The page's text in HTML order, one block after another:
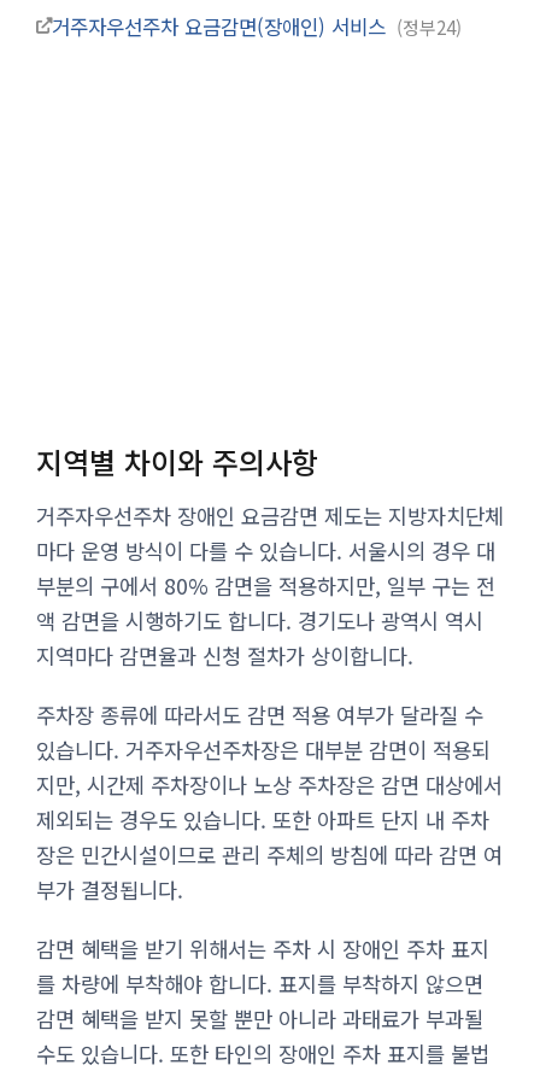
거주자우선주차 요금감면(장애인) 서비스 정부24
지역별 차이와 주의사항
거주자우선주차 장애인 요금감면 제도는 지방자치단체
마다 운영 방식이 다를 수 있습니다. 서울시의 경우 대
부분의 구에서 80% 감면을 적용하지만, 일부 구는 전
액 감면을 시행하기도 합니다. 경기도나 광역시 역시
지역마다 감면율과 신청 절차가 상이합니다.
주차장 종류에 따라서도 감면 적용 여부가 달라질 수
있습니다. 거주자우선주차장은 대부분 감면이 적용되
지만, 시간제 주차장이나 노상 주차장은 감면 대상에서
제외되는 경우도 있습니다. 또한 아파트 단지 내 주차
장은 민간시설이므로 관리 주체의 방침에 따라 감면 여
부가 결정됩니다.
감면 혜택을 받기 위해서는 주차 시 장애인 주차 표지
를 차량에 부착해야 합니다. 표지를 부착하지 않으면
감면 혜택을 받지 못할 뿐만 아니라 과태료가 부과될
수도 있습니다. 또한 타인의 장애인 주차 표지를 불법